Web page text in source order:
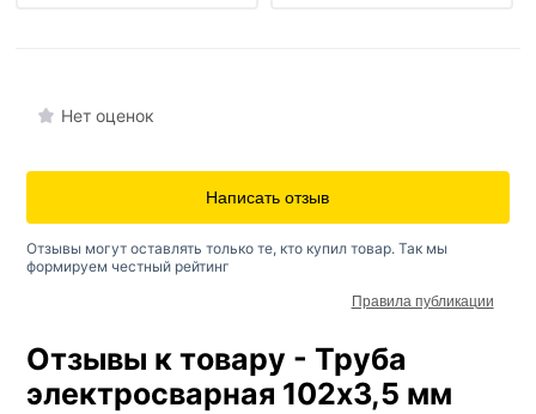
Отзывы к товару - Труба
электросварная 102х3,5 мм
Нет оценок
Написать отзыв
Отзывы могут оставлять только те, кто купил товар. Так мы
формируем честный рейтинг
Правила публикации